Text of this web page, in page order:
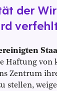
der
Haftung
Zentrum
stellen,